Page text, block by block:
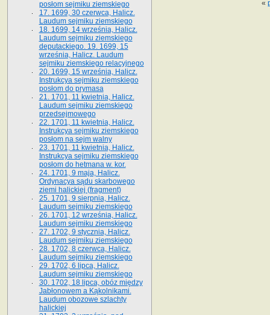
«
posłom sejmiku ziemskiego
17. 1699, 30 czerwca, Halicz.
Laudum sejmiku ziemskiego
18. 1699, 14 września, Halicz.
Laudum sejmiku ziemskiego
deputackiego. 19. 1699, 15
września, Halicz. Laudum
sejmiku ziemskiego relacyjnego
20. 1699, 15 września, Halicz.
Instrukcya sejmiku ziemskiego
posłom do prymasa
21. 1701, 11 kwietnia, Halicz.
Laudum sejmiku ziemskiego
przedsejmowego
22. 1701, 11 kwietnia, Halicz.
Instrukcya sejmiku ziemskiego
posłom na sejm walny
23. 1701, 11 kwietnia, Halicz.
Instrukcya sejmiku ziemskiego
posłom do hetmana w. kor.
24. 1701, 9 maja, Halicz.
Ordynacya sądu skarbowego
ziemi halickiej (fragment)
25. 1701, 9 sierpnia, Halicz.
Laudum sejmiku ziemskiego
26. 1701, 12 września, Halicz.
Laudum sejmiku ziemskiego
27. 1702, 9 stycznia, Halicz.
Laudum sejmiku ziemskiego
28. 1702, 8 czerwca, Halicz.
Laudum sejmiku ziemskiego
29. 1702, 6 lipca, Halicz.
Laudum sejmiku ziemskiego
30. 1702, 18 lipca, obóz między
Jabłonowem a Kąkolnikami.
Laudum obozowe szlachty
halickiej